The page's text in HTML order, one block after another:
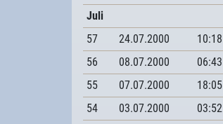
Juli
57
24.07.2000 10:18
56
08.07.2000 06:43
55
07.07.2000 18:05
54
03.07.2000 03:52